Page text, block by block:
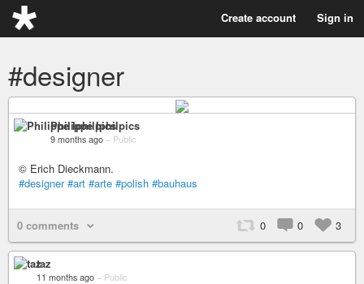
Create account Sign in
#designer
Philippe Iphilpics
9 months ago – Public
© Erich Dieckmann.
#designer #art #arte #polish #bauhaus
0 comments 0 0 3
taz
11 months ago – Public